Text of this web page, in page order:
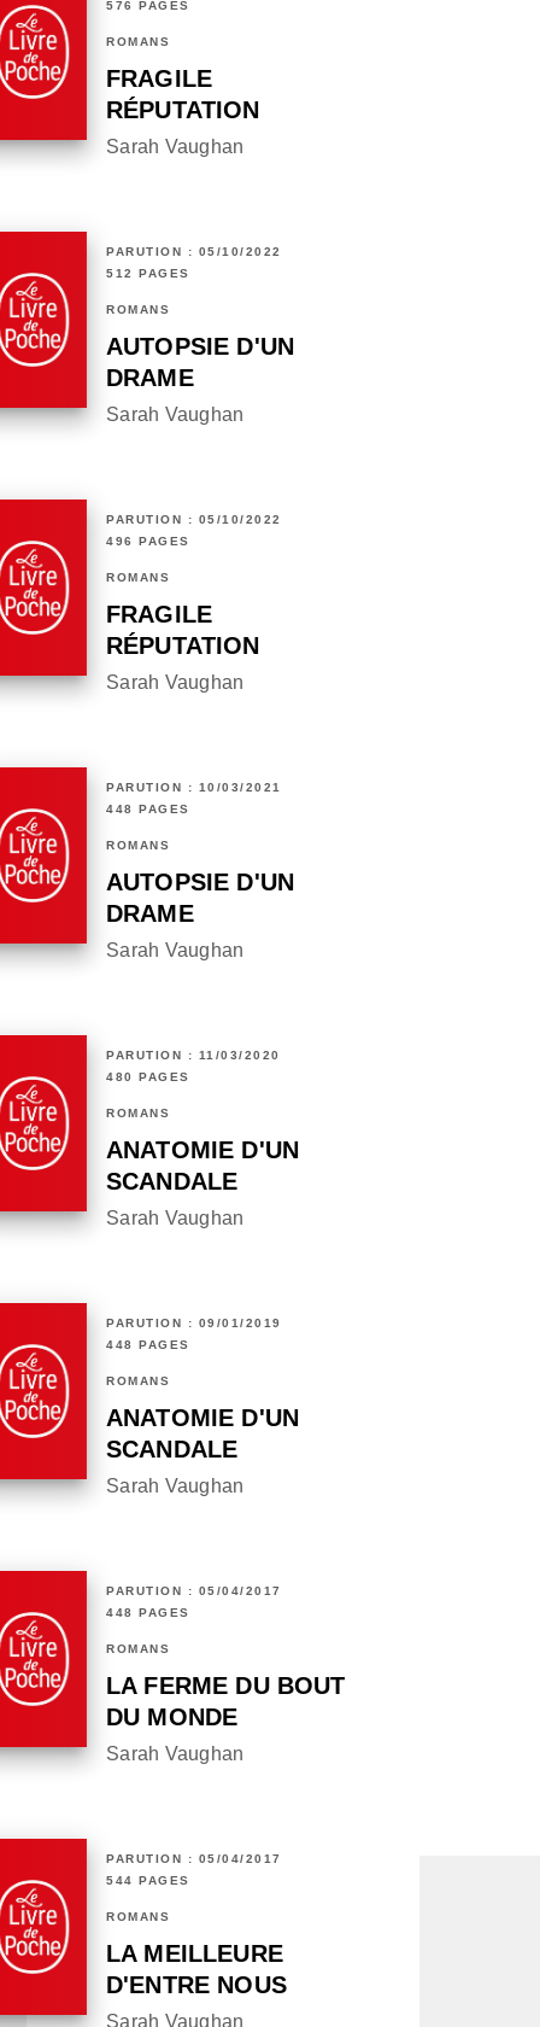
576 PAGES
ROMANS
FRAGILE
RÉPUTATION
Sarah Vaughan
PARUTION : 05/10/2022
512 PAGES
ROMANS
AUTOPSIE D'UN
DRAME
Sarah Vaughan
PARUTION : 05/10/2022
496 PAGES
ROMANS
FRAGILE
RÉPUTATION
Sarah Vaughan
PARUTION : 10/03/2021
448 PAGES
ROMANS
AUTOPSIE D'UN
DRAME
Sarah Vaughan
PARUTION : 11/03/2020
480 PAGES
ROMANS
ANATOMIE D'UN
SCANDALE
Sarah Vaughan
PARUTION : 09/01/2019
448 PAGES
ROMANS
ANATOMIE D'UN
SCANDALE
Sarah Vaughan
PARUTION : 05/04/2017
448 PAGES
ROMANS
LA FERME DU BOUT
DU MONDE
Sarah Vaughan
PARUTION : 05/04/2017
544 PAGES
ROMANS
LA MEILLEURE
D'ENTRE NOUS
Sarah Vaughan